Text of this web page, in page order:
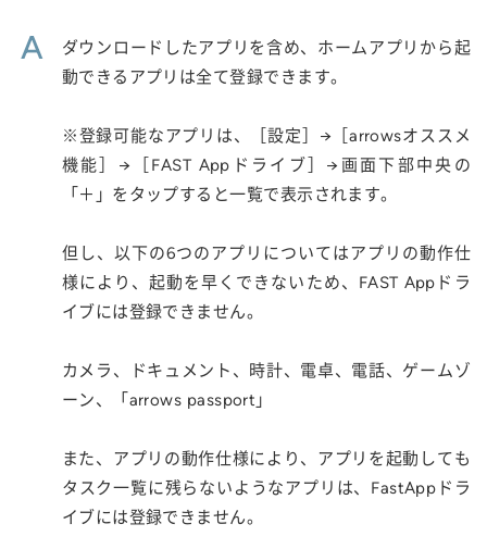
A
ダウンロードしたアプリを含め、ホームアプリから起
動できるアプリは全て登録できます。
※登録可能なアプリは、［設定］→［arrowsオススメ
機能］→［FAST Appドライブ］→画面下部中央の
「＋」をタップすると一覧で表示されます。
但し、以下の6つのアプリについてはアプリの動作仕
様により、起動を早くできないため、FAST Appドラ
イブには登録できません。
カメラ、ドキュメント、時計、電卓、電話、ゲームゾ
ーン、「arrows passport」
また、アプリの動作仕様により、アプリを起動しても
タスク一覧に残らないようなアプリは、FastAppドラ
イブには登録できません。